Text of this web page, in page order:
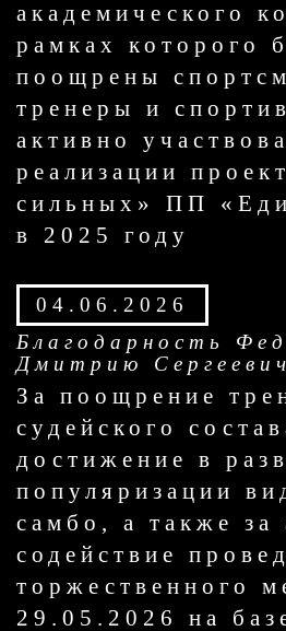
академического
рамках которого
поощрены
тренеры и
активно
реализации
сильных» ПП
в 2025 году
04.06.2026
Благодарность
Дмитрию
За поощрение
судейского
достижение в
популяризации
самбо, а также за
содействие
торжественного
29.05.2026 на